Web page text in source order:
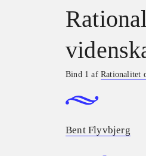
Bind 1 afRationalitet
Bent Flyvbjerg